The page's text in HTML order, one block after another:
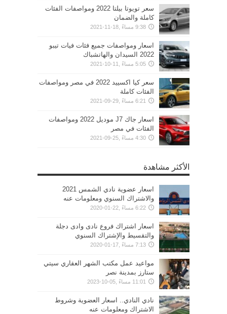
سعر تويوتا بيلتا 2022 ومواصفات الفئات
كاملة والضمان
9:38 مساءً ,18-11-2021
اسعار ومواصفات جميع فئات فيات تيبو
2022 السيدان والهاتشباك
5:05 مساءً ,11-10-2021
سعر كيا اكسييد 2022 في مصر ومواصفات
الفئات كاملة
6:21 مساءً ,29-09-2021
اسعار جاك J7 موديل 2022 ومواصفات
الفئات في مصر
4:30 مساءً ,25-09-2021
الأكثر مشاهدة
اسعار عضوية نادي الشمس 2021
والاشتراك السنوي ومعلومات عنه
6:22 مساءً ,22-01-2020
اسعار اشتراك فروع نادى وادى دجلة
والتقسيط والإشتراك السنوي
7:13 مساءً ,17-01-2020
مواعيد عمل مكتب الشهر العقاري سيتي
ستارز بمدينة نصر
11:01 مساءً ,05-10-2023
نادي النادي.. اسعار العضوية وشروط
الاشتراك ومعلومات عنه